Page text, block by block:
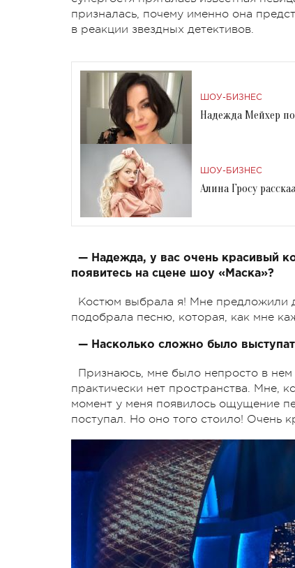
призналась, почему именно она
в реакции звездных детективов.
ШОУ-БИЗНЕС
Надежда Мейхер
ШОУ-БИЗНЕС
Алина Гросу
— Надежда, у вас очень красивый
появитесь на сцене шоу «Маска»?
Костюм выбрала я! Мне предложили
подобрала песню, которая, как мне
— Насколько сложно было
Признаюсь, мне было непросто в нем
практически нет пространства. Мне,
момент у меня появилось ощущение
поступал. Но оно того стоило! Очень